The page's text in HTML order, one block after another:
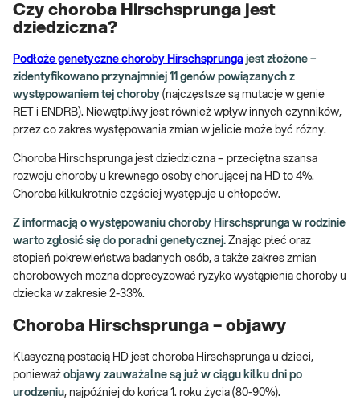
Czy choroba Hirschsprunga jest
dziedziczna?
Podłoże genetyczne choroby Hirschsprunga jest złożone –
zidentyfikowano przynajmniej 11 genów powiązanych z
występowaniem tej choroby (najczęstsze są mutacje w genie
RET i ENDRB). Niewątpliwy jest również wpływ innych czynników,
przez co zakres występowania zmian w jelicie może być różny.
Choroba Hirschsprunga jest dziedziczna – przeciętna szansa
rozwoju choroby u krewnego osoby chorującej na HD to 4%.
Choroba kilkukrotnie częściej występuje u chłopców.
Z informacją o występowaniu choroby Hirschsprunga w rodzinie
warto zgłosić się do poradni genetycznej. Znając płeć oraz
stopień pokrewieństwa badanych osób, a także zakres zmian
chorobowych można doprecyzować ryzyko wystąpienia choroby u
dziecka w zakresie 2-33%.
Choroba Hirschsprunga – objawy
Klasyczną postacią HD jest choroba Hirschsprunga u dzieci,
ponieważ objawy zauważalne są już w ciągu kilku dni po
urodzeniu, najpóźniej do końca 1. roku życia (80-90%).